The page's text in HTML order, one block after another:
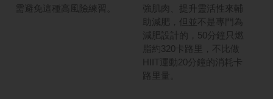
需避免這種高風險練習。
強肌肉、提升靈活性來輔
助減肥，但並不是專門為
減肥設計的，50分鐘只燃
脂約320卡路里，不比做
HIIT運動20分鐘的消耗卡
路里量。